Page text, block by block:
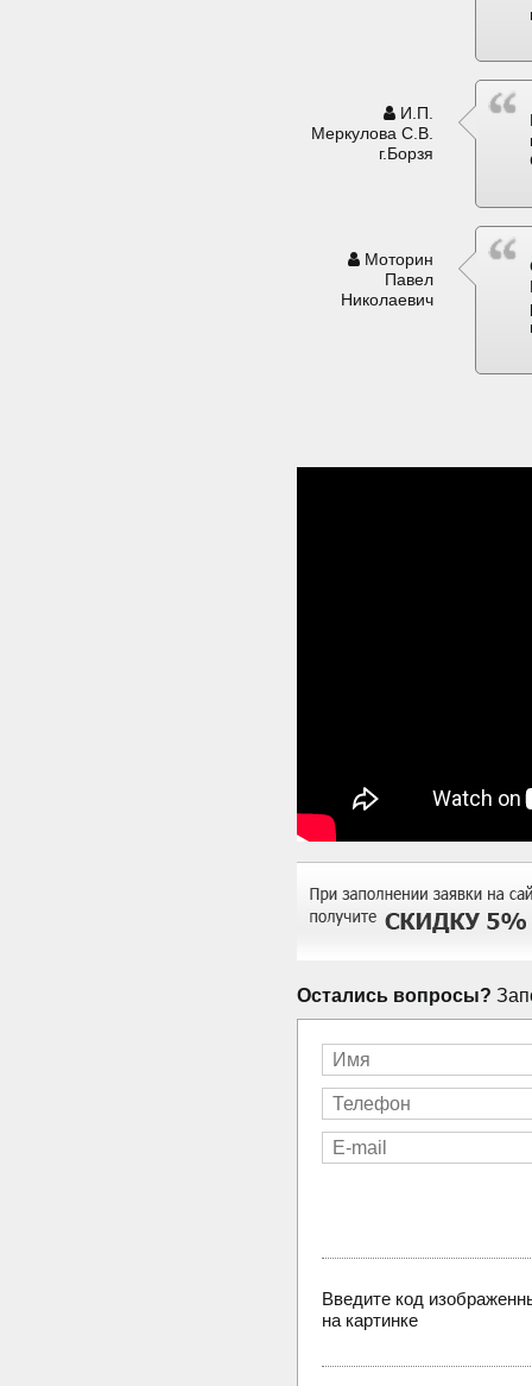
И.П.
Меркулова С.В.
г.Борзя
Моторин
Павел
Николаевич
Остались вопросы?
Введите код
на картинке